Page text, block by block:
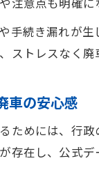
手続き漏れが
ストレスなく廃
車の安心感
ためには、行
存在し、公式デ